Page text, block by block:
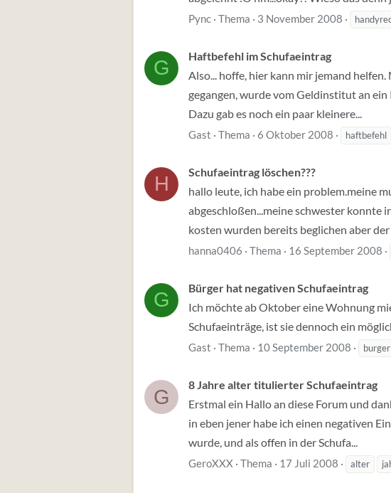
Pync Thema 3 November 2008
G
Haftbefehl im Schufaeintrag
Also... hoffe, hier kann mir jemand
gegangen, wurde vom Geldinstitut an
Dazu gab es noch ein paar kleinere...
Gast Thema 6 Oktober 2008 haftbefehl
H
Schufaeintrag löschen???
hallo leute, ich habe ein problem.meine
abgeschloßen...meine schwester konnte
kosten wurden bereits beglichen aber
hanna0406 Thema 16 September 2008
G
Bürger hat negativen Schufaeintrag
Ich möchte ab Oktober eine Wohnung
Schufaeinträge, ist sie dennoch ein
Gast Thema 10 September 2008 burger
G
8 Jahre alter titulierter Schufaeintrag
Erstmal ein Hallo an diese Forum und
in eben jener habe ich einen negativen
wurde, und als offen in der Schufa...
GeroXXX Thema 17 Juli 2008 alter